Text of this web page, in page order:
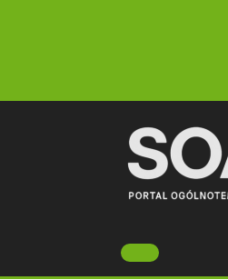
Open